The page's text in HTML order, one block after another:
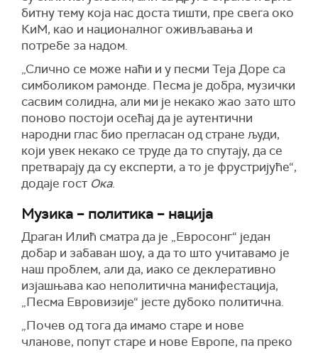
битну тему која нас доста тишти, пре свега око
КиМ, као и националног оживљавања и
потребе за надом.
„Слично се може наћи и у песми Теја Доре са
симболиком рамонде. Песма је добра, музички
сасвим солидна, али ми је некако жао зато што
поново постоји осећај да је аутентични
народни глас био прегласан од стране људи,
који увек некако се труде да то спутају, да се
претварају да су експерти, а то је фрустријуће“,
додаје гост Ока.
Музика – политика – нација
Драган Илић сматра да је „Евросонг“ један
добар и забаван шоу, а да то што учитавамо је
наш проблем, али да, иако се деклеративно
изјашњава као неполитична манифестација,
„Песма Евровизије“ јесте дубоко политична.
„Почев од тога да имамо старе и нове
чланове, попут старе и нове Европе, па преко